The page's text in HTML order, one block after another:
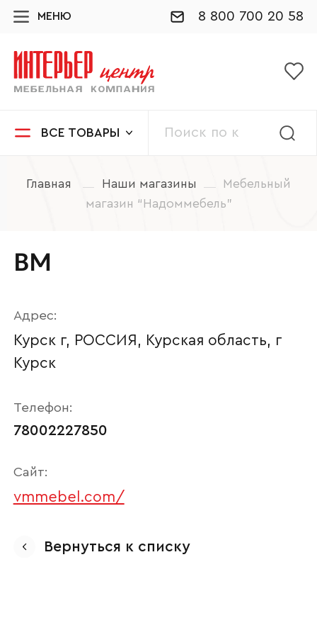
МЕНЮ 8 800 700 20 58
ВСЕ ТОВАРЫ
Главная Наши магазины
Мебельный
магазин “Надоммебель”
ВМ
Адрес:
Курск г, РОССИЯ, Курская область, г
Курск
Телефон:
78002227850
Сайт:
vmmebel.com/
Вернуться к списку
Ваше имя